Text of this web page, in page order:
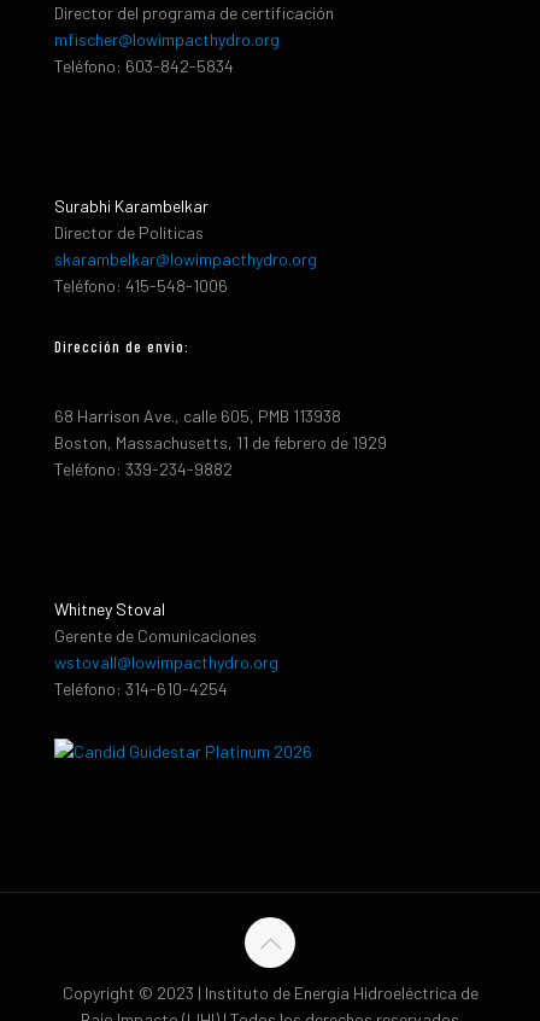
Director del programa de certificación
mfischer@lowimpacthydro.org
Teléfono: 603-842-5834
Surabhi Karambelkar
Director de Políticas
skarambelkar@lowimpacthydro.org
Teléfono: 415-548-1006
Dirección de envio:
68 Harrison Ave., calle 605, PMB 113938
Boston, Massachusetts, 11 de febrero de 1929
Teléfono: 339-234-9882
Whitney Stoval
Gerente de Comunicaciones
wstovall@lowimpacthydro.org
Teléfono: 314-610-4254
Copyright © 2023 | Instituto de Energía Hidroeléctrica de